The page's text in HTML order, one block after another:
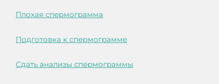
Плохая спермограмма
Подготовка к спермограмме
Сдать анализы спермограммы